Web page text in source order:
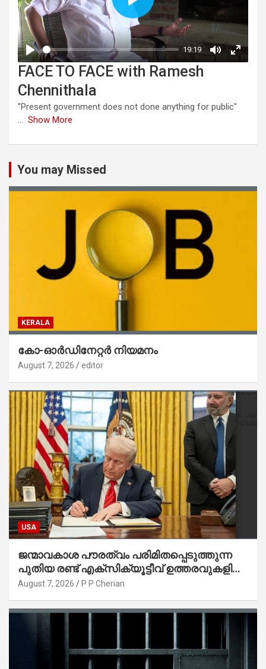
FACE TO FACE with Ramesh
Chennithala
"Present government does not done anything for public"
... Show More
You may Missed
KERALA
കോ-ഓർഡിനേറ്റർ നിയമനം
August 7, 2026 editor
USA
ജന്മാവകാശ പൗരത്വം പരിമിതപ്പെടുത്തുന്ന
പുതിയ രണ്ട് എക്സിക്യൂട്ടീവ് ഉത്തരവുകളിൽ
ട്രംപ് ഒപ്പുവെച്ചു
August 7, 2026 P P Cherian